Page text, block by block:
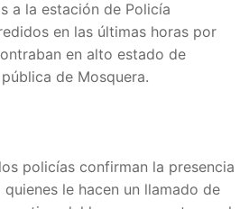
a la estación de Policía
en las últimas horas por
en alto estado de
de Mosquera.
policías confirman la presencia
le hacen un llamado de